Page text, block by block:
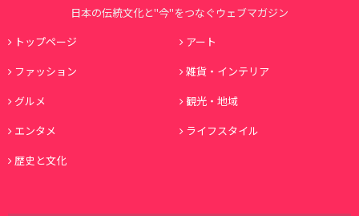
日本の伝統文化と"今"をつなぐウェブマガジン
トップページ
アート
ファッション
雑貨・インテリア
グルメ
観光・地域
エンタメ
ライフスタイル
歴史と文化